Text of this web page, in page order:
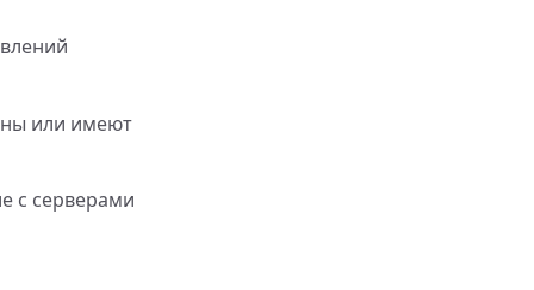
или имеют
с серверами